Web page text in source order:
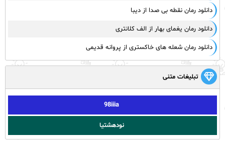
دانلود رمان نقطه بی صدا از دیبا
دانلود رمان یغمای بهار از الف کلانتری
دانلود رمان شعله های خاکستری از پروانه قدیمی
تبلیغات متنی
98iiia
نودهشتیا